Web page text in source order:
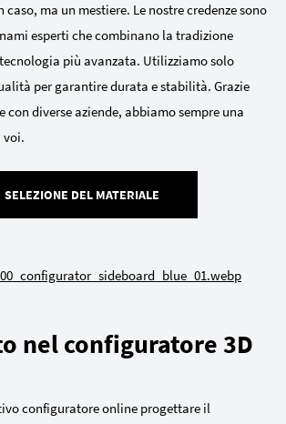
caso, ma un mestiere. Le nostre credenze sono
esperti che combinano la tradizione
più avanzata. Utilizziamo solo
per garantire durata e stabilità. Grazie
diverse aziende, abbiamo sempre una
voi.
SELEZIONE DEL MATERIALE
nel configuratore 3D
configuratore online progettare il